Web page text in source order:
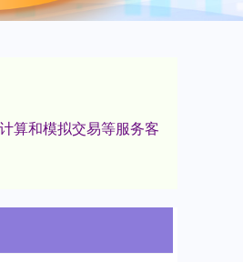
算和模拟交易等服务客